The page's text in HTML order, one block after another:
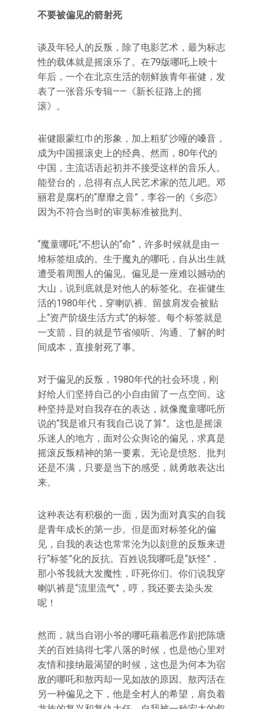
不要被偏见的箭射死
谈及年轻人的反叛，除了电影艺术，最为标志
性的载体就是摇滚乐了。在79版哪吒上映十
年后，一个在北京生活的朝鲜族青年崔健，发
表了一张音乐专辑——《新长征路上的摇
滚》。
崔健眼蒙红巾的形象，加上粗犷沙哑的嗓音，
成为中国摇滚史上的经典。然而，80年代的
中国，主流话语起初并不接受这样的音乐人。
能登台的，总得有点人民艺术家的范儿吧。邓
丽君是腐朽的“靡靡之音”，李谷一的《乡恋》
因为不符合当时的审美标准被批判。
“魔童哪吒”不想认的“命”，许多时候就是由一
堆标签组成的。生于魔丸的哪吒，自从出生就
遭受着周围人的偏见。偏见是一座难以撼动的
大山，说到底就是对他人的标签化。在崔健生
活的1980年代，穿喇叭裤、留披肩发会被贴
上“资产阶级生活方式”的标签。每个标签就是
一支箭，目的就是节省倾听、沟通、了解的时
间成本，直接射死了事。
对于偏见的反叛，1980年代的社会环境，刚
好给人们坚持自己的小自由留了一点空间。这
种坚持是对自我存在的表达，就像魔童哪吒所
说的“我是谁只有我自己说了算”。这也是摇滚
乐迷人的地方，面对公众舆论的偏见，求真是
摇滚反叛精神的第一要素。无论是愤怒、批判
还是不满，只要是当下的感受，就勇敢表达出
来。
这种表达有积极的一面，因为面对真实的自我
是青年成长的第一步。但是面对标签化的偏
见，自我的表达也常常沦为以刻意的反叛来进
行“标签”化的反抗。百姓说我哪吒是“妖怪”，
那小爷我就大发魔性，吓死你们。你们说我穿
喇叭裤是“流里流气”，哼，我还要去染头发
呢！
然而，就当自诩小爷的哪吒藉着恶作剧把陈塘
关的百姓搞得七零八落的时候，也是他心里对
友情和接纳最渴望的时候，这也是为何本为宿
敌的哪吒和敖丙却一见如故的原因。敖丙活在
另一种偏见之下，他是全村人的希望，肩负着